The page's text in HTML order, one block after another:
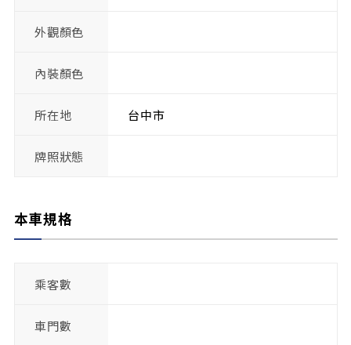
外觀顏色
內裝顏色
所在地 台中市
牌照狀態
本車規格
乘客數
車門數